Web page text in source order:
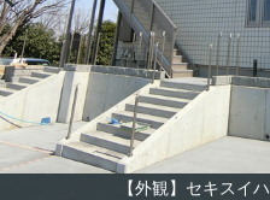
【外観】セキスイ